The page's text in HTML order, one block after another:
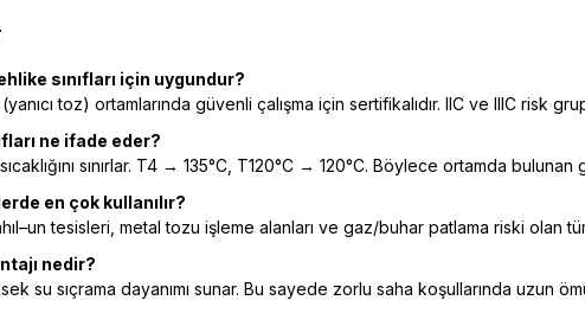
sınıfları için uygundur?
toz) ortamlarında güvenli çalışma için sertifikalıdır. IIC ve IIIC risk
ne ifade eder?
sınırlar. T4 → 135°C, T120°C → 120°C. Böylece ortamda
en çok kullanılır?
tesisleri, metal tozu işleme alanları ve gaz/buhar patlama riski olan
nedir?
su sıçrama dayanımı sunar. Bu sayede zorlu saha koşullarında uzun